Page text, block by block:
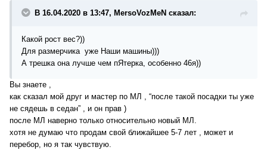
В 16.04.2020 в 13:47, MersoVozMeN сказал:
Какой рост вес?))
Для размерчика уже Наши машины)))
А трешка она лучше чем пЯтерка, особенно 46я))
Вы знаете ,
как сказал мой друг и мастер по МЛ , “после такой посадки ты уже
не сядешь в седан” , и он прав )
после МЛ наверно только относительно новый МЛ.
хотя не думаю что продам свой ближайшее 5-7 лет , может и
перебор, но я так чувствую.